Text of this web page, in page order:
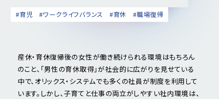
#育児 #ワークライフバランス #育休 #職場復帰
産休・育休復帰後の女性が働き続けられる環境はもちろん
のこと、「男性の育休取得」が社会的に広がりを見せている
中で、オリックス・システムでも多くの社員が制度を利用して
います。しかし、子育てと仕事の両立がしやすい社内環境は、